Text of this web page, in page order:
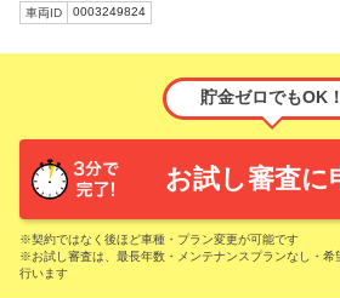
車両ID 0003249824
貯金ゼロでもOK！
お試し審査に
※契約ではなく後ほど車種・プラン変更が可能です
※お試し審査は、最長年数・メンテナンスプランなし・希
行います